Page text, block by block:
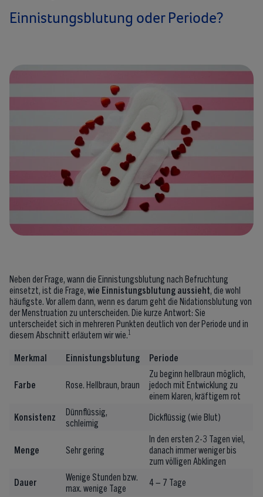
Einnistungsblutung oder Periode?
Neben der Frage, wann die Einnistungsblutung nach Befruchtung
einsetzt, ist die Frage, wie Einnistungsblutung aussieht, die wohl
häufigste. Vor allem dann, wenn es darum geht die Nidationsblutung von
der Menstruation zu unterscheiden. Die kurze Antwort: Sie
unterscheidet sich in mehreren Punkten deutlich von der Periode und in
diesem Abschnitt erläutern wir wie.1
Merkmal Einnistungsblutung Periode
Farbe Rose. Hellbraun, braun
Zu beginn hellbraun möglich,
jedoch mit Entwicklung zu
einem klaren, kräftigem rot
Konsistenz
Dünnflüssig,
schleimig
Dickflüssig (wie Blut)
Menge Sehr gering
In den ersten 2-3 Tagen viel,
danach immer weniger bis
zum völligen Abklingen
Dauer
Wenige Stunden bzw.
max. wenige Tage
4 – 7 Tage